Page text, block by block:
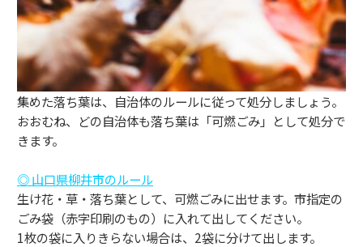
集めた落ち葉は、自治体のルールに従って処分しましょう。
おおむね、どの自治体も落ち葉は「可燃ごみ」として処分で
きます。
◎ 山口県柳井市のルール
生け花・草・落ち葉として、可燃ごみに出せます。市指定の
ごみ袋（赤字印刷のもの）に入れて出してください。
1枚の袋に入りきらない場合は、2袋に分けて出します。